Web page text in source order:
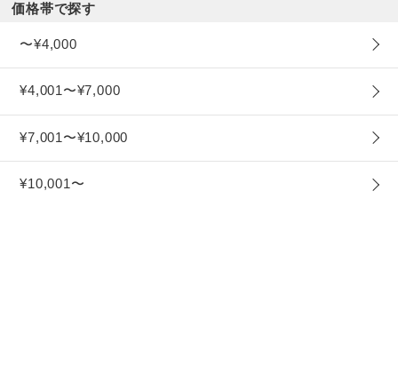
価格帯で探す
〜¥4,000
¥4,001〜¥7,000
¥7,001〜¥10,000
¥10,001〜